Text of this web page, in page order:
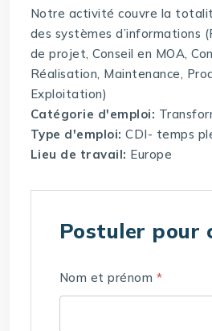
Notre activité couvre la
des systèmes d’informations
de projet, Conseil en MOA,
Réalisation, Maintenance,
Exploitation)
Catégorie d'emploi:
Type d'emploi:CDI- temps
Lieu de travail: Europe
Postuler pour
Nom et prénom *